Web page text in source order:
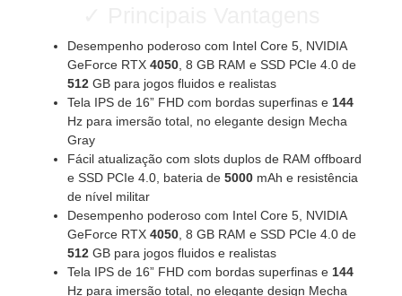
Desempenho poderoso com Intel Core 5, NVIDIA
GeForce RTX 4050 , 8 GB RAM e SSD PCIe 4.0 de
512 GB para jogos fluidos e realistas
Tela IPS de 16” FHD com bordas superfinas e 144
Hz para imersão total, no elegante design Mecha
Gray
Fácil atualização com slots duplos de RAM offboard
e SSD PCIe 4.0, bateria de 5000 mAh e resistência
de nível militar
Desempenho poderoso com Intel Core 5, NVIDIA
GeForce RTX 4050 , 8 GB RAM e SSD PCIe 4.0 de
512 GB para jogos fluidos e realistas
Tela IPS de 16” FHD com bordas superfinas e 144
Hz para imersão total, no elegante design Mecha